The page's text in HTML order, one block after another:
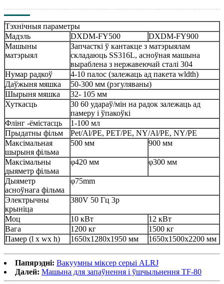
Тэхнічныя параметры
Мадэль
DXDM-FY500
DXDM-FY900
Машыны
матэрыял
Запчасткі ў кантакце з матэрыялам
складаюць SS316L, асноўная машына
выраблена з нержавеючай сталі 304
Нумар радкоў
4-10 палос (залежаць ад пакета wldth)
Даўжыня мяшка
50-300 мм (рэгуляваны)
Шырыня мяшка
32- 105 мм
Хуткасць
30 60 удараў/мін на радок залежаць ад
памеру і ўпакоўкі
Флінг -ёмістасць
1-100 мл
Прыдатны фільм
Pet/Al/PE, PET/PE, NY/Al/PE, NY/PE
Максімальная
шырыня фільма
500 мм 900 мм
Максімальны
дыяметр фільма
φ420 мм φ300 мм
Дыяметр
асноўнага фільма
φ75mm
Электрычны
крыніца
380V 50 Гц 3p
Моц 10 кВт
12 кВт
Вага
1200 кг
1500 кг
Памер (l x wx h)
1650x1280x1950 мм 1650x1500x2200 мм
Папярэдні: Вакуумны міксер серыі ALRJ
Далей: Машына для запаўнення і ўшчыльнення TF-80